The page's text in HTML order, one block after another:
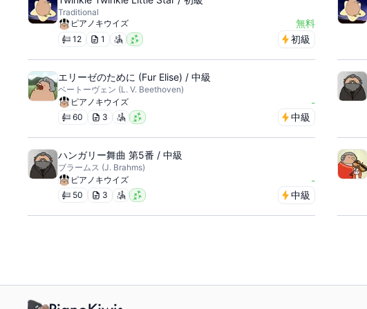
Traditional
ピアノキウイズ
無料
12 1 初級
エリーゼのために (Fur Elise) / 中級
ベートーヴェン (L. V. Beethoven)
ピアノキウイズ
-
60 3 中級
ハンガリー舞曲 第5番 / 中級
ブラームス (J. Brahms)
ピアノキウイズ
-
50 3 中級